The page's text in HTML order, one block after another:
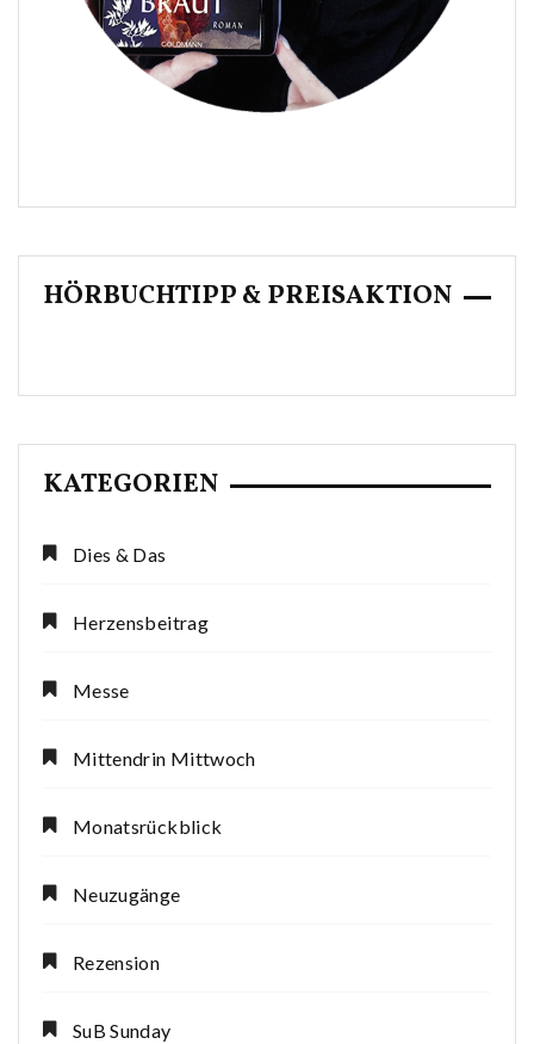
HÖRBUCHTIPP & PREISAKTION
KATEGORIEN
Dies & Das
Herzensbeitrag
Messe
Mittendrin Mittwoch
Monatsrückblick
Neuzugänge
Rezension
SuB Sunday